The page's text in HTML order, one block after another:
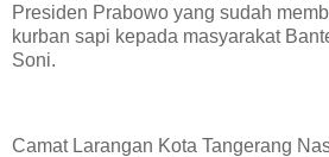
Presiden Prabowo yang sudah
kurban sapi kepada masyarakat
Soni.
Camat Larangan Kota Tangerang